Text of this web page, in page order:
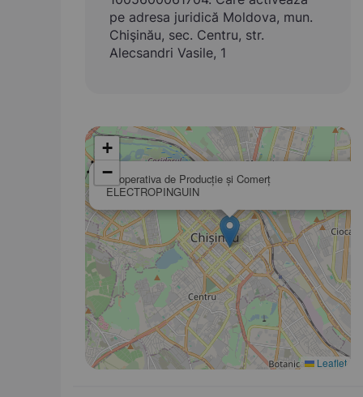
pe adresa juridică Moldova, mun.
Chişinău, sec. Centru, str.
Alecsandri Vasile, 1
Cooperativa de Producţie şi Comerţ
ELECTROPINGUIN
+
−
Leaflet